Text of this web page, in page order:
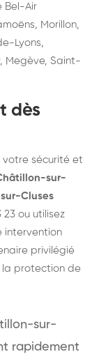
Bel-Air
Morillon,
Lyons,
Megève, Saint-
dès
votre sécurité et
sur-
Cluses
ou utilisez
intervention
privilégié
la protection de
sur-
rapidement